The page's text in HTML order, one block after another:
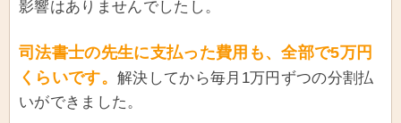
影響はありませんでしたし。
司法書士の先生に支払った費用も、全部で5万円
くらいです。解決してから毎月1万円ずつの分割払
いができました。